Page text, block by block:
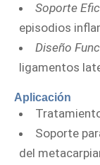
Soporte
episodios
Diseño
ligamentos
Aplicación
Soporte
del